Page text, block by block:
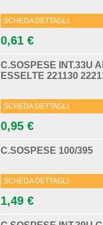
SCHEDA DETTAGLI
0,61 €
C.SOSPESE INT.33U
ESSELTE 221130
SCHEDA DETTAGLI
0,95 €
C.SOSPESE 100/395
SCHEDA DETTAGLI
1,49 €